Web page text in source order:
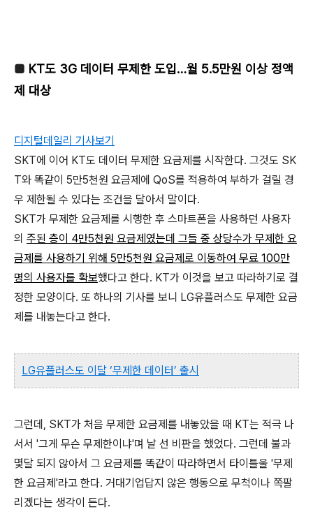
■ KT도 3G 데이터 무제한 도입…월 5.5만원 이상 정액
제 대상
디지털데일리 기사보기
SKT에 이어 KT도 데이터 무제한 요금제를 시작한다. 그것도 SK
T와 똑같이 5만5천원 요금제에 QoS를 적용하여 부하가 걸릴 경
우 제한될 수 있다는 조건을 달아서 말이다.
SKT가 무제한 요금제를 시행한 후 스마트폰을 사용하던 사용자
의 주된 층이 4만5천원 요금제였는데 그들 중 상당수가 무제한 요
금제를 사용하기 위해 5만5천원 요금제로 이동하여 무료 100만
명의 사용자를 확보했다고 한다. KT가 이것을 보고 따라하기로 결
정한 모양이다. 또 하나의 기사를 보니 LG유플러스도 무제한 요금
제를 내놓는다고 한다.
LG유플러스도 이달 ‘무제한 데이터’ 출시
그런데, SKT가 처음 무제한 요금제를 내놓았을 때 KT는 적극 나
서서 '그게 무슨 무제한이냐'며 날 선 비판을 했었다. 그런데 불과
몇달 되지 않아서 그 요금제를 똑같이 따라하면서 타이틀울 '무제
한 요금제'라고 한다. 거대기업답지 않은 행동으로 무척이나 쪽팔
리겠다는 생각이 든다.